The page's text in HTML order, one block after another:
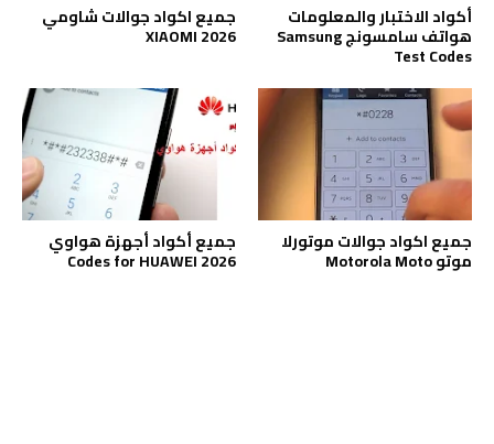
أكواد الاختبار والمعلومات
هواتف سامسونج Samsung
Test Codes
جميع اكواد جوالات شاومي
XIAOMI 2026
جميع اكواد جوالات موتورلا
موتو Motorola Moto
جميع أكواد أجهزة هواوي
Codes for HUAWEI 2026